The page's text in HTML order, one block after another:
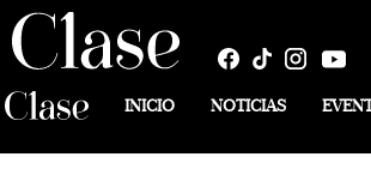
INICIO NOTICIAS